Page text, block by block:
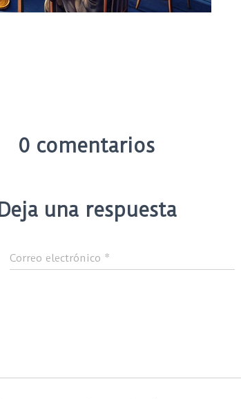
0 comentarios
Deja una respuesta
Correo electrónico *